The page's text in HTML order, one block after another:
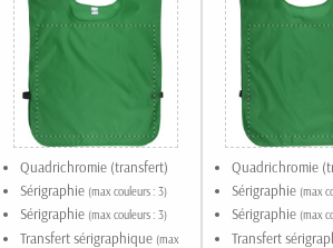
Quadrichromie (transfert)
Sérigraphie (max couleurs : 3)
Sérigraphie (max couleurs : 3)
Transfert sérigraphique (max
Quadrichromie
Sérigraphie (max
Sérigraphie (max
Transfert